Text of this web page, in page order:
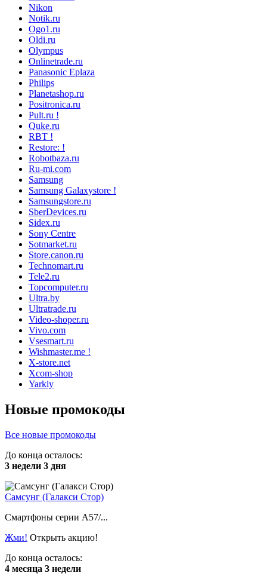
Nikon
Notik.ru
Ogo1.ru
Oldi.ru
Olympus
Onlinetrade.ru
Panasonic Eplaza
Philips
Planetashop.ru
Positronica.ru
Pult.ru !
Quke.ru
RBT !
Restore: !
Robotbaza.ru
Ru-mi.com
Samsung
Samsung Galaxystore !
Samsungstore.ru
SberDevices.ru
Sidex.ru
Sony Centre
Sotmarket.ru
Store.canon.ru
Technomart.ru
Tele2.ru
Topcomputer.ru
Ultra.by
Ultratrade.ru
Video-shoper.ru
Vivo.com
Vsesmart.ru
Wishmaster.me !
X-store.net
Xcom-shop
Yarkiy
Новые промокоды
Все новые промокоды
До конца осталось:
3 недели 3 дня
Самсунг (Галакси Стор)
Смартфоны серии A57/...
Жми! Открыть акцию!
До конца осталось:
4 месяца 3 недели